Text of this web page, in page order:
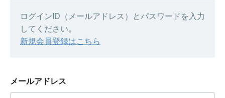
ログインID（メールアドレス）とパスワードを入力
してください。
新規会員登録はこちら
メールアドレス